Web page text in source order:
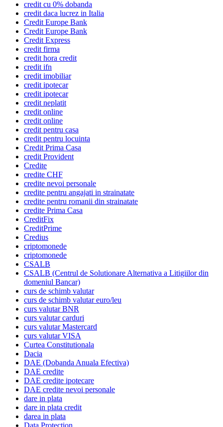
credit cu 0% dobanda
credit daca lucrez in Italia
Credit Europe Bank
Credit Europe Bank
Credit Express
credit firma
credit hora credit
credit ifn
credit imobiliar
credit ipotecar
credit ipotecar
credit neplatit
credit online
credit online
credit pentru casa
credit pentru locuinta
Credit Prima Casa
credit Provident
Credite
credite CHF
credite nevoi personale
credite pentru angajati in strainatate
credite pentru romanii din strainatate
credite Prima Casa
CreditFix
CreditPrime
Credius
criptomonede
criptomonede
CSALB
CSALB (Centrul de Solutionare Alternativa a Litigiilor din
domeniul Bancar)
curs de schimb valutar
curs de schimb valutar euro/leu
curs valutar BNR
curs valutar carduri
curs valutar Mastercard
curs valutar VISA
Curtea Constitutionala
Dacia
DAE (Dobanda Anuala Efectiva)
DAE credite
DAE credite ipotecare
DAE credite nevoi personale
dare in plata
dare in plata credit
darea in plata
Data Protection